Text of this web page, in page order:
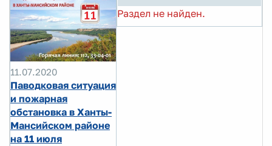
11.07.2020
Паводковая ситуация
и пожарная
обстановка в Ханты-
Мансийском районе
на 11 июля
Раздел не найден.